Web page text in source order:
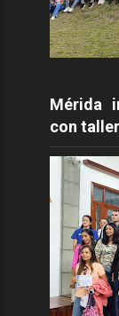
Mérida
con